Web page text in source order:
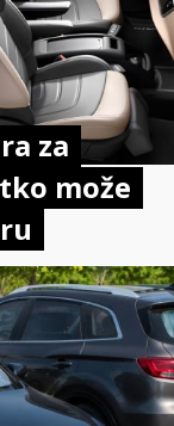
za
može